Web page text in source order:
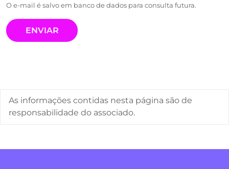
O e-mail é salvo em banco de dados para consulta futura.
As informações contidas nesta página são de
responsabilidade do associado.